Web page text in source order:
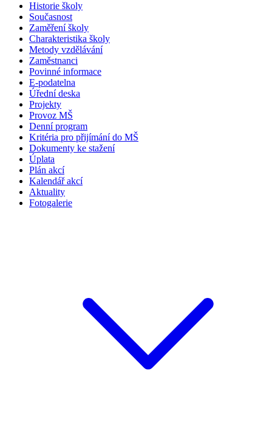
Historie školy
Současnost
Zaměření školy
Charakteristika školy
Metody vzdělávání
Zaměstnanci
Povinné informace
E-podatelna
Úřední deska
Projekty
Provoz MŠ
Denní program
Kritéria pro přijímání do MŠ
Dokumenty ke stažení
Úplata
Plán akcí
Kalendář akcí
Aktuality
Fotogalerie